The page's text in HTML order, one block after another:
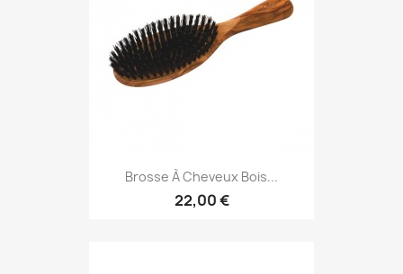
Brosse À Cheveux Bois...
22,00 €